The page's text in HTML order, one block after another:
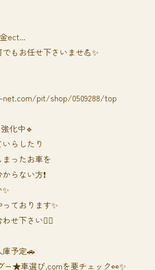
ect...
もお任せ下さいませ💪✨
pit/shop/0509288/top
化中🔹
らしたり
ったお車を
らない方❗️
ております✨
せ下さい🙆‍♀️
予定🚗
★車選び.comを要チェック👀✨